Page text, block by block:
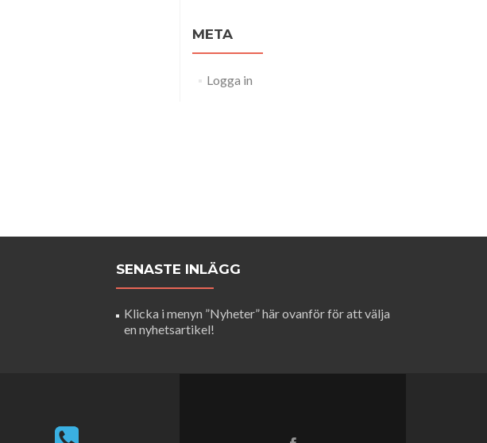
META
Logga in
SENASTE INLÄGG
Klicka i menyn ”Nyheter” här ovanför för att välja
en nyhetsartikel!